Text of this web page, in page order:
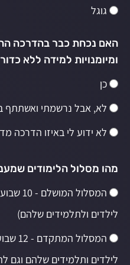
גוגל
האם נכחת כבר בהדרכה
ומיומנויות למידה ללא
כן
לא, אבל נרשמתי ואשתתף
לא ידוע לי באיזו הדרכה
מהו מסלול הלימודים
לילדים ולתלמידים שלהם)
לילדים ותלמידים שלהם וגם